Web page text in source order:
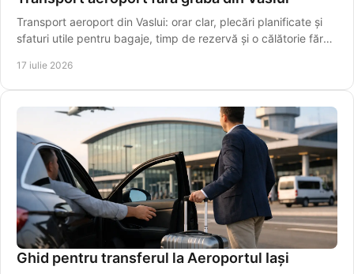
Transport aeroport din Vaslui: orar clar, plecări planificate și
sfaturi utile pentru bagaje, timp de rezervă și o călătorie fără
17 iulie 2026
Ghid pentru transferul la Aeroportul Iași